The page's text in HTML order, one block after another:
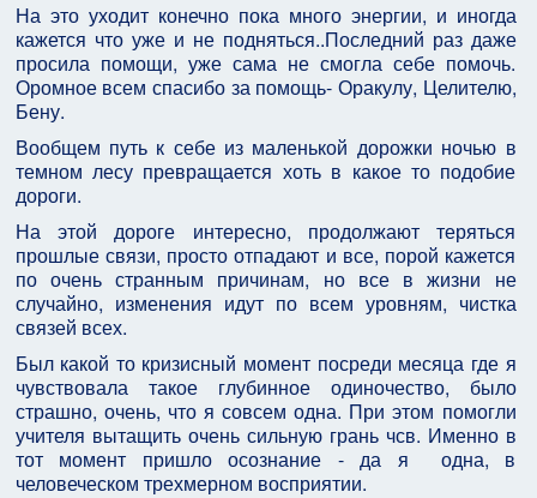
На это уходит конечно пока много энергии, и иногда
кажется что уже и не подняться..Последний раз даже
просила помощи, уже сама не смогла себе помочь.
Оромное всем спасибо за помощь- Оракулу, Целителю,
Бену.
Вообщем путь к себе из маленькой дорожки ночью в
темном лесу превращается хоть в какое то подобие
дороги.
На этой дороге интересно, продолжают теряться
прошлые связи, просто отпадают и все, порой кажется
по очень странным причинам, но все в жизни не
случайно, изменения идут по всем уровням, чистка
связей всех.
Был какой то кризисный момент посреди месяца где я
чувствовала такое глубинное одиночество, было
страшно, очень, что я совсем одна. При этом помогли
учителя вытащить очень сильную грань чсв. Именно в
тот момент пришло осознание - да я одна, в
человеческом трехмерном восприятии.